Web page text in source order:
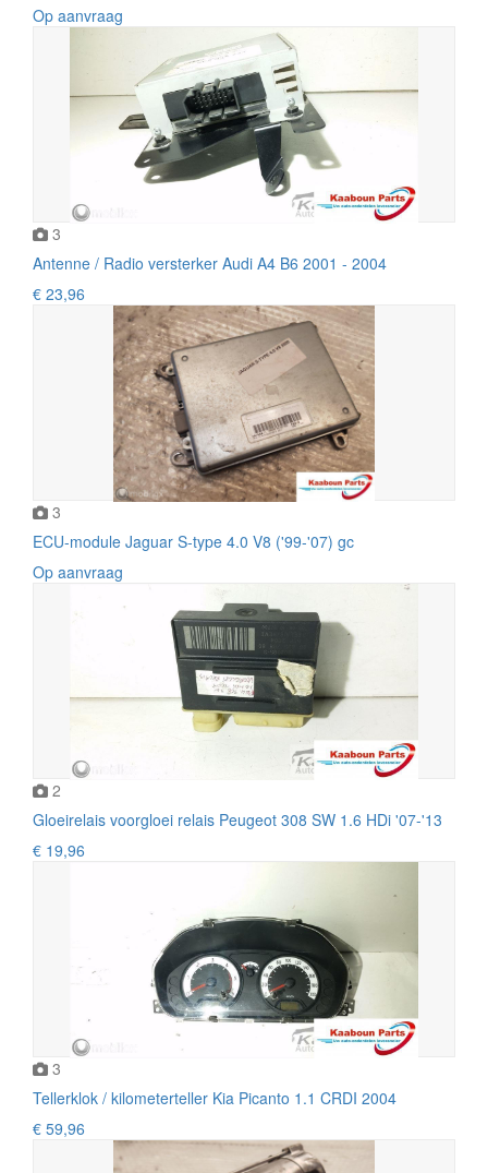
Op aanvraag
3
Antenne / Radio versterker Audi A4 B6 2001 - 2004
€ 23,96
3
ECU-module Jaguar S-type 4.0 V8 ('99-'07) gc
Op aanvraag
2
Gloeirelais voorgloei relais Peugeot 308 SW 1.6 HDi '07-'13
€ 19,96
3
Tellerklok / kilometerteller Kia Picanto 1.1 CRDI 2004
€ 59,96